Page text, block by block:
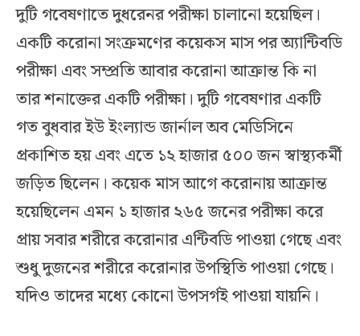
দুটি গবেষণাতে দুধরেনর পরীক্ষা চালানো হয়েছিল।
একটি করোনা সংক্রমণের কয়েকস মাস পর অ্যান্টিবডি
পরীক্ষা এবং সম্প্রতি আবার করোনা আক্রান্ত কি না
তার শনাক্তের একটি পরীক্ষা। দুটি গবেষণার একটি
গত বুধবার ইউ ইংল্যান্ড জার্নাল অব মেডিসিনে
প্রকাশিত হয় এবং এতে ১২ হাজার ৫০০ জন স্বাস্থ্যকর্মী
জড়িত ছিলেন। কয়েক মাস আগে করোনায় আক্রান্ত
হয়েছিলেন এমন ১ হাজার ২৬৫ জনের পরীক্ষা করে
প্রায় সবার শরীরে করোনার এন্টিবডি পাওয়া গেছে এবং
শুধু দুজনের শরীরে করোনার উপস্থিতি পাওয়া গেছে।
যদিও তাদের মধ্যে কোনো উপসর্গই পাওয়া যায়নি।